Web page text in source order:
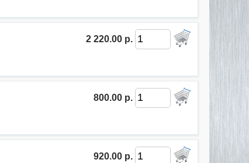
2 220.00 р.
800.00 р.
920.00 р.